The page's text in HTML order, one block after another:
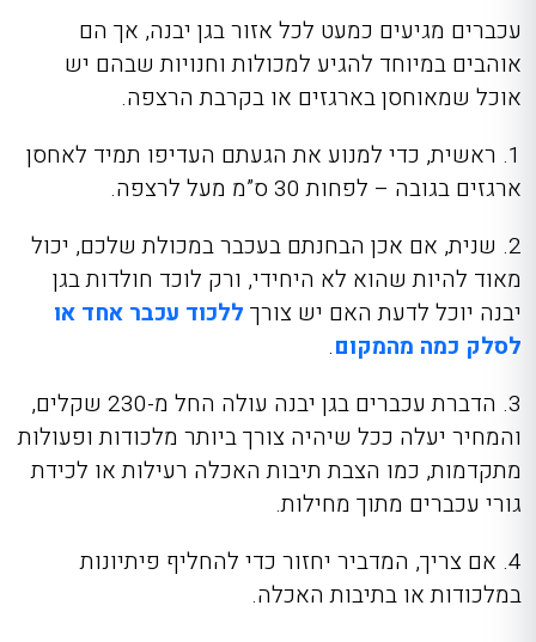
עכברים מגיעים כמעט לכל אזור בגן יבנה, אך הם
אוהבים במיוחד להגיע למכולות וחנויות שבהם יש
אוכל שמאוחסן בארגזים או בקרבת הרצפה.
1. ראשית, כדי למנוע את הגעתם העדיפו תמיד לאחסן
ארגזים בגובה – לפחות 30 ס”מ מעל לרצפה.
2. שנית, אם אכן הבחנתם בעכבר במכולת שלכם, יכול
מאוד להיות שהוא לא היחידי, ורק לוכד חולדות בגן
יבנה יוכל לדעת האם יש צורך ללכוד עכבר אחד או
לסלק כמה מהמקום.
3. הדברת עכברים בגן יבנה עולה החל מ-230 שקלים,
והמחיר יעלה ככל שיהיה צורך ביותר מלכודות ופעולות
מתקדמות, כמו הצבת תיבות האכלה רעילות או לכידת
גורי עכברים מתוך מחילות.
4. אם צריך, המדביר יחזור כדי להחליף פיתיונות
במלכודות או בתיבות האכלה.